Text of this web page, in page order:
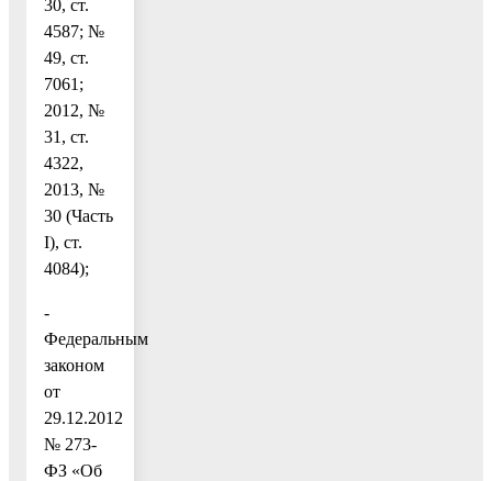
30, ст.
4587; №
49, ст.
7061;
2012, №
31, ст.
4322,
2013, №
30 (Часть
I), ст.
4084);
-
Федеральным
законом
от
29.12.2012
№ 273-
ФЗ «Об